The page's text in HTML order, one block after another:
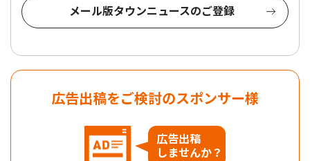
メール版タウンニュースのご登録
広告出稿をご検討のスポンサー様
広告出稿
しませんか？